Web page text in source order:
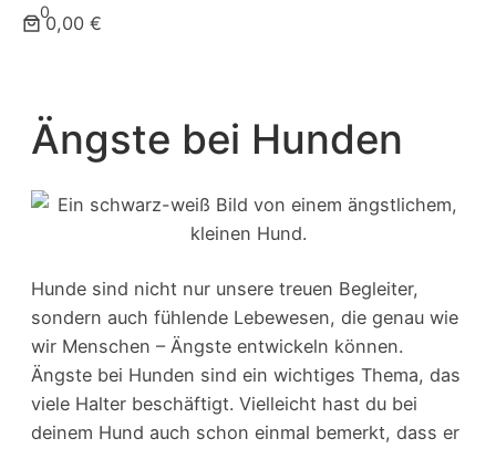
0
0,00 €
Ängste bei Hunden
Hunde sind nicht nur unsere treuen Begleiter,
sondern auch fühlende Lebewesen, die genau wie
wir Menschen – Ängste entwickeln können.
Ängste bei Hunden sind ein wichtiges Thema, das
viele Halter beschäftigt. Vielleicht hast du bei
deinem Hund auch schon einmal bemerkt, dass er